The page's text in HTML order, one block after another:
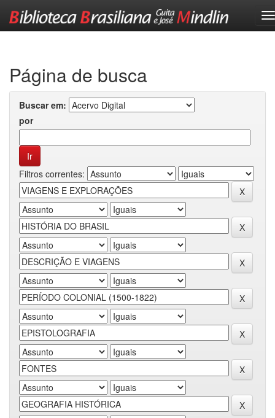
Página de busca
Buscar em:
por
Filtros correntes: